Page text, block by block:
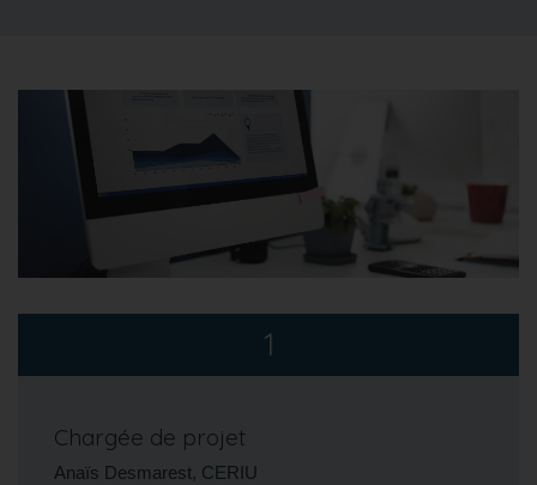
1
Chargée de projet
Anaïs Desmarest, CERIU